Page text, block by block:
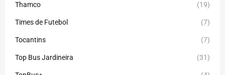
Thamco (19)
Times de Futebol (7)
Tocantins (7)
Top Bus Jardineira (31)